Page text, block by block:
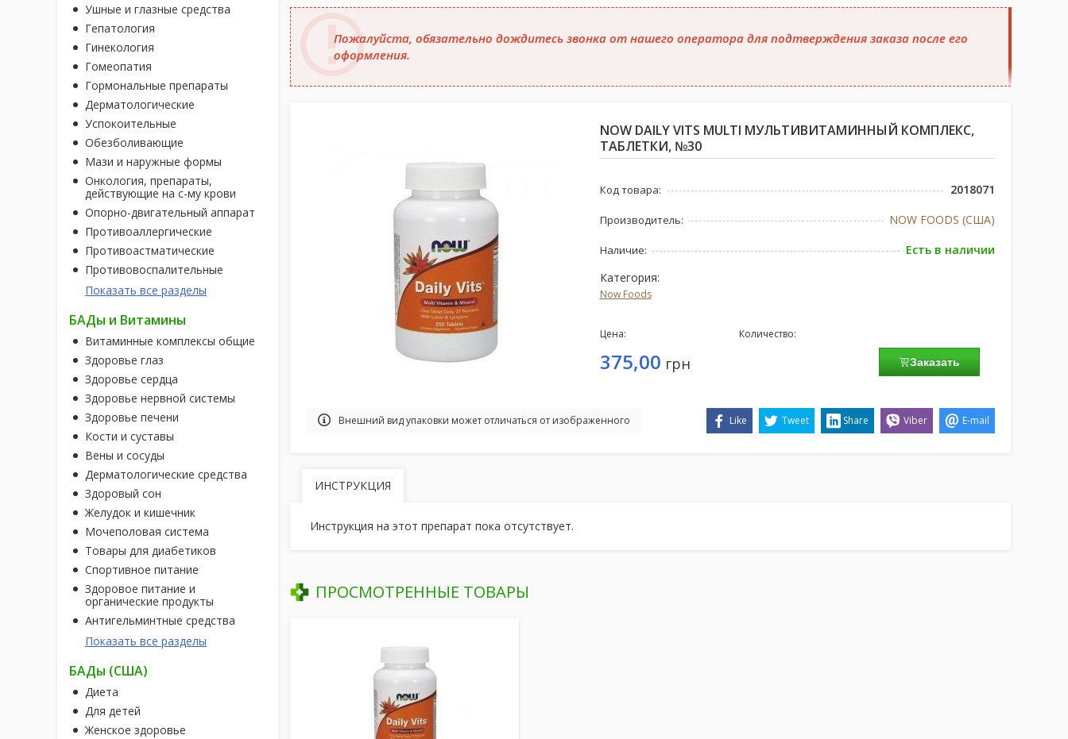
Ушные и глазные средства
Гепатология
Гинекология
Гомеопатия
Гормональные препараты
Дерматологические
Успокоительные
Обезболивающие
Мази и наружные формы
Онкология, препараты,
действующие на с-му крови
Опорно-двигательный аппарат
Противоаллергические
Противоастматические
Противовоспалительные
Показать все разделы
БАДы и Витамины
Витаминные комплексы общие
Здоровье глаз
Здоровье сердца
Здоровье нервной системы
Здоровье печени
Кости и суставы
Вены и сосуды
Дерматологические средства
Здоровый сон
Желудок и кишечник
Мочеполовая система
Товары для диабетиков
Спортивное питание
Здоровое питание и
органические продукты
Антигельминтные средства
Показать все разделы
БАДы (США)
Диета
Для детей
Женское здоровье
Пожалуйста, обязательно дождитесь звонка от нашего оператора для подтверждения заказа после его
оформления.
NOW DAILY VITS MULTI МУЛЬТИВИТАМИННЫЙ КОМПЛЕКС,
ТАБЛЕТКИ, №30
Код товара: 2018071
Производитель: NOW FOODS (США)
Наличие:
Есть в наличии
Категория:
Now Foods
Цена:
375,00 грн
Количество:
Заказать
Внешний вид упаковки может отличаться от изображенного Like Tweet Share Viber E-mail
ИНСТРУКЦИЯ
Инструкция на этот препарат пока отсутствует.
ПРОСМОТРЕННЫЕ ТОВАРЫ